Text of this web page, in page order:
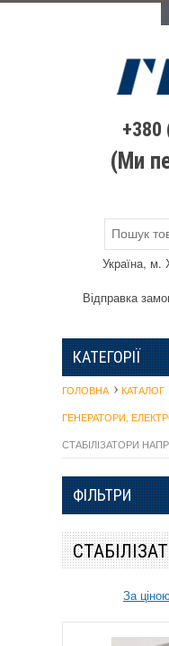
+380
(Ми
Україна, м.
Відправка
КАТЕГОРІЇ
ГОЛОВНА
КАТАЛОГ
ГЕНЕРАТОРИ,
СТАБІЛІЗАТОРИ
ФІЛЬТРИ
За